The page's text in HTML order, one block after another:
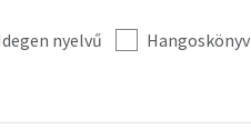
nyelvű Hangoskönyv